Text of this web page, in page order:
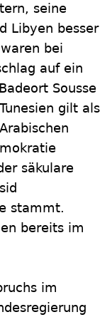
seine
Libyen besser
bei
auf ein
Sousse
gilt als
säkulare
stammt.
bereits im
im